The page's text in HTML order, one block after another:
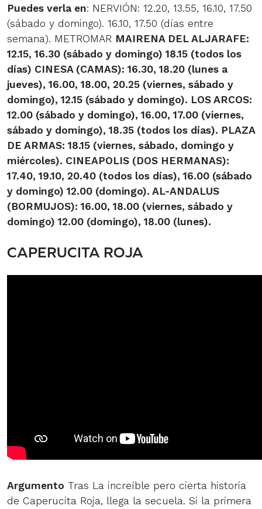
Puedes verla en: NERVIÓN: 12.20, 13.55, 16.10, 17.50
(sábado y domingo). 16.10, 17.50 (días entre
semana). METROMAR MAIRENA DEL ALJARAFE:
12.15, 16.30 (sábado y domingo) 18.15 (todos los
días) CINESA (CAMAS): 16.30, 18.20 (lunes a
jueves), 16.00, 18.00, 20.25 (viernes, sábado y
domingo), 12.15 (sábado y domingo). LOS ARCOS:
12.00 (sábado y domingo), 16.00, 17.00 (viernes,
sábado y domingo), 18.35 (todos los días). PLAZA
DE ARMAS: 18.15 (viernes, sábado, domingo y
miércoles). CINEAPOLIS (DOS HERMANAS):
17.40, 19.10, 20.40 (todos los días), 16.00 (sábado
y domingo) 12.00 (domingo). AL-ANDALUS
(BORMUJOS): 16.00, 18.00 (viernes, sábado y
domingo) 12.00 (domingo), 18.00 (lunes).
CAPERUCITA ROJA
Argumento Tras La increíble pero cierta historia
de Caperucita Roja, llega la secuela. Si la primera